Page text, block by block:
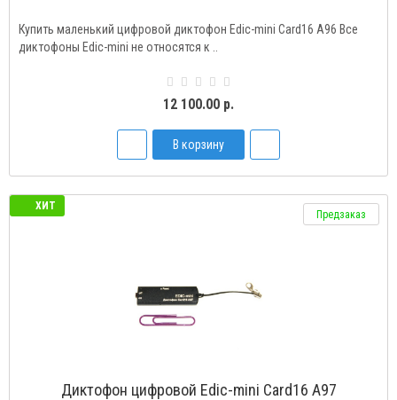
Купить маленький цифровой диктофон Edic-mini Card16 A96 Все
диктофоны Edic-mini не относятся к ..
12 100.00 р.
В корзину
ХИТ
Предзаказ
Диктофон цифровой Edic-mini Card16 A97